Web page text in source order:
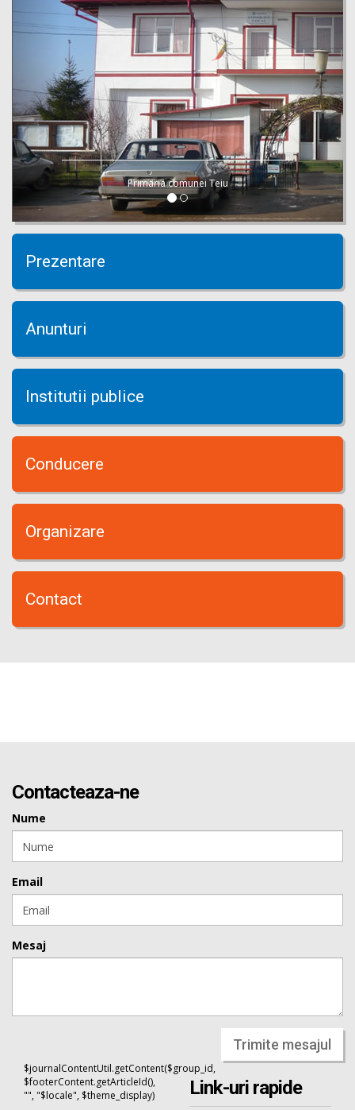
Primaria comunei Teiu
Prezentare
Anunturi
Institutii publice
Conducere
Organizare
Contact
Contacteaza-ne
Nume
Email
Mesaj
Trimite mesajul
$journalContentUtil.getContent($group_id,
$footerContent.getArticleId(),
"", "$locale", $theme_display)
Link-uri rapide